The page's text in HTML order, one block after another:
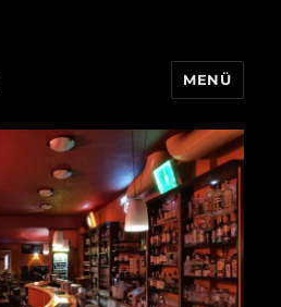
MENÜ